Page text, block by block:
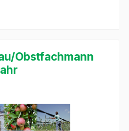
Obstfachmann